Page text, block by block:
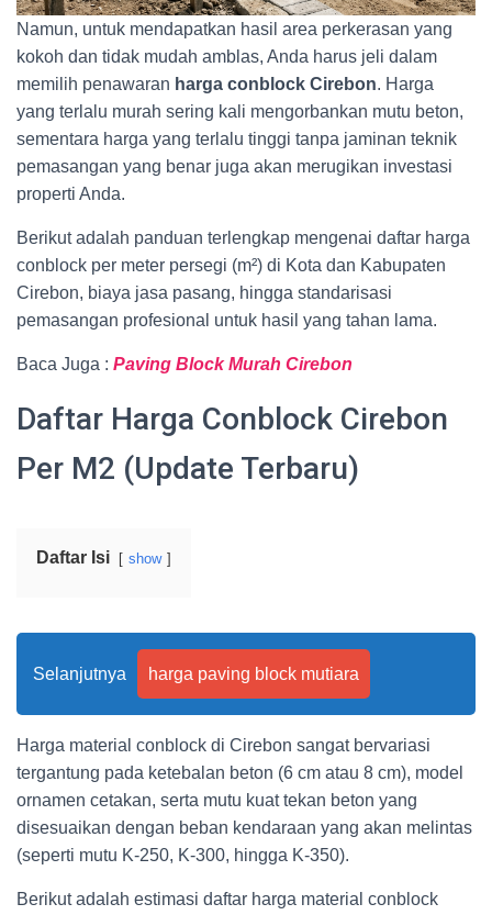
Namun, untuk mendapatkan hasil area perkerasan yang
kokoh dan tidak mudah amblas, Anda harus jeli dalam
memilih penawaran harga conblock Cirebon. Harga
yang terlalu murah sering kali mengorbankan mutu beton,
sementara harga yang terlalu tinggi tanpa jaminan teknik
pemasangan yang benar juga akan merugikan investasi
properti Anda.
Berikut adalah panduan terlengkap mengenai daftar harga
conblock per meter persegi (m²) di Kota dan Kabupaten
Cirebon, biaya jasa pasang, hingga standarisasi
pemasangan profesional untuk hasil yang tahan lama.
Baca Juga : Paving Block Murah Cirebon
Daftar Harga Conblock Cirebon
Per M2 (Update Terbaru)
Daftar Isi show
Selanjutnya harga paving block mutiara
Harga material conblock di Cirebon sangat bervariasi
tergantung pada ketebalan beton (6 cm atau 8 cm), model
ornamen cetakan, serta mutu kuat tekan beton yang
disesuaikan dengan beban kendaraan yang akan melintas
(seperti mutu K-250, K-300, hingga K-350).
Berikut adalah estimasi daftar harga material conblock